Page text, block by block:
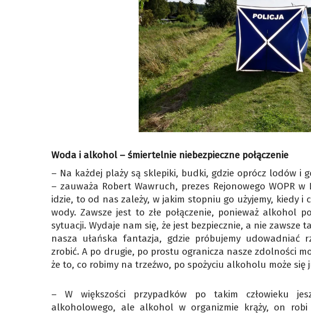
Woda i alkohol – śmiertelnie niebezpieczne połączenie
– Na każdej plaży są sklepiki, budki, gdzie oprócz lodów i
– zauważa Robert Wawruch, prezes Rejonowego WOPR
idzie, to od nas zależy, w jakim stopniu go użyjemy, kiedy i
wody. Zawsze jest to złe połączenie, ponieważ alkohol
sytuacji. Wydaje nam się, że jest bezpiecznie, a nie zawsze
nasza ułańska fantazja, gdzie próbujemy udowadniać
zrobić. A po drugie, po prostu ogranicza nasze zdolności
że to, co robimy na trzeźwo, po spożyciu alkoholu może się
– W większości przypadków po takim człowieku
alkoholowego, ale alkohol w organizmie krąży, on